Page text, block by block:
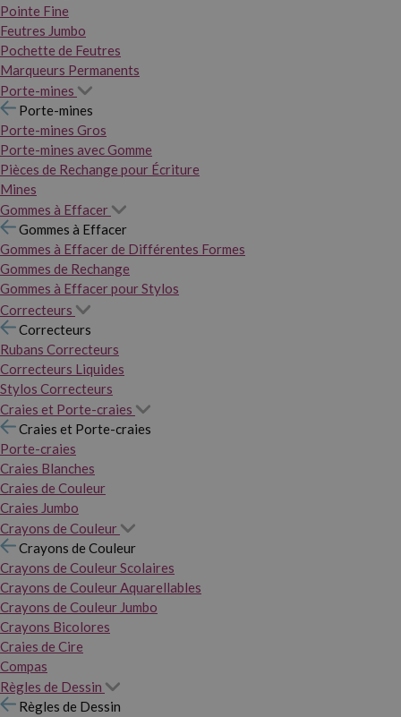
Pointe Fine
Feutres Jumbo
Pochette de Feutres
Marqueurs Permanents
Porte-mines
Porte-mines
Porte-mines Gros
Porte-mines avec Gomme
Pièces de Rechange pour Écriture
Mines
Gommes à Effacer
Gommes à Effacer
Gommes à Effacer de Différentes Formes
Gommes de Rechange
Gommes à Effacer pour Stylos
Correcteurs
Correcteurs
Rubans Correcteurs
Correcteurs Liquides
Stylos Correcteurs
Craies et Porte-craies
Craies et Porte-craies
Porte-craies
Craies Blanches
Craies de Couleur
Craies Jumbo
Crayons de Couleur
Crayons de Couleur
Crayons de Couleur Scolaires
Crayons de Couleur Aquarellables
Crayons de Couleur Jumbo
Crayons Bicolores
Craies de Cire
Compas
Règles de Dessin
Règles de Dessin